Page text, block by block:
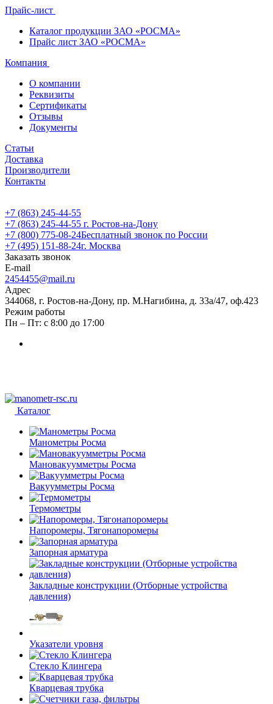
Прайс-лист
Каталог продукции ЗАО «РОСМА»
Прайс лист ЗАО «РОСМА»
Компания
О компании
Реквизиты
Сертификаты
Отзывы
Документы
Статьи
Доставка
Производители
Контакты
+7 (863) 245-44-55
+7 (863) 245-44-55 г. Ростов-на-Дону
+7 (800) 775-08-24Бесплатный звонок по России
+7 (495) 151-88-24г. Москва
Заказать звонок
E-mail
2454455@mail.ru
Адрес
344068, г. Ростов-на-Дону, пр. М.Нагибина, д. 33а/47, оф.423
Режим работы
Пн – Пт: с 8:00 до 17:00
Каталог
Манометры Росма
Мановакуумметры Росма
Вакуумметры Росма
Термометры
Напоромеры, Тягонапоромеры
Запорная арматура
Закладные конструкции (Отборные устройства
давления)
Указатели уровня
Стекло Клингера
Кварцевая трубка